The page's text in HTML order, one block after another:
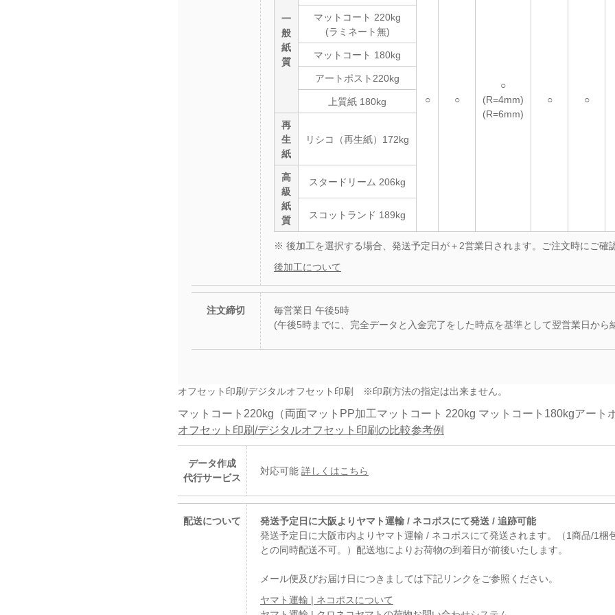
一
般
紙
質
○ ○
○
(R=4mm)
(R=6mm)
○ ○
マットコート 220kg
(ラミネート無)
マットコート 180kg
アートポスト220kg
上質紙 180kg
再
生
紙
リシコ（再生紙）172kg
高
級
紙
質
スタードリーム 206kg
スコットランド 189kg
※ 後加工を選択する場合、発送予定日が＋2営業日 されます。ご注文時にご確
後加工について
注文締切
毎営業日 午後5時
(午後5時までに、完全データと入金完了をした時点を基準として翌営業日から
オフセット印刷/デジタルオフセット印刷 ※印刷方法の指定は出来ません。
マットコート220kg（両面マットPP加工マットコート 220kg マットコート180kgアート
オフセット印刷/デジタルオフセット印刷の比較参考例
データ作成
代行サービス
対応可能 詳しくはこちら
配送について
発送予定日に大阪よりヤマト運輸 / ネコポスにて発送 / 追跡可能
発送予定日に大阪市内よりヤマト運輸 / ネコポスにて発送されます。（1商品/1梱
との同時配送不可。）配送地によりお荷物の到着日が前後いたします。
メール便及びお届け日につきましては下記リンクをご参照ください。
ヤマト運輸 | ネコポスについて